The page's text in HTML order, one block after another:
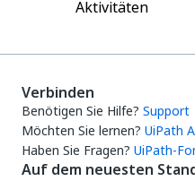
Aktivitäten
Verbinden
Benötigen Sie Hilfe? Support
Möchten Sie lernen? UiPath
Haben Sie Fragen? UiPath-
Auf dem neuesten